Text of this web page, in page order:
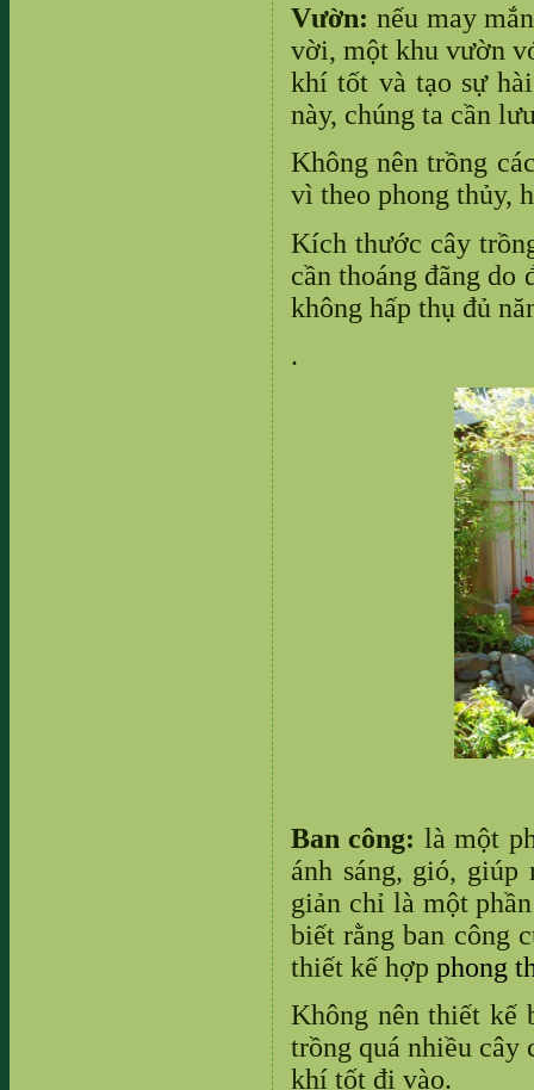
Vườn: nếu may
vời, một khu vườn
khí tốt và tạo sự
này, chúng ta cần
Không nên trồng
vì theo phong thủy,
Kích thước cây
cần thoáng đãng do
không hấp thụ đủ
.
Ban công: là một
ánh sáng, gió,
giản chỉ là một
biết rằng ban công
thiết kế hợp phong
Không nên thiết kế
trồng quá nhiều cây
khí tốt đi vào.